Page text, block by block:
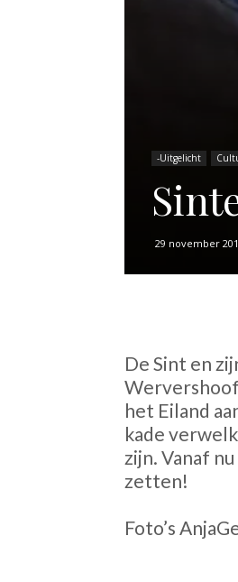
-Uitgelicht
29 november
De Sint en
het Eiland
kade
zijn. Vanaf
zetten!
Foto’s